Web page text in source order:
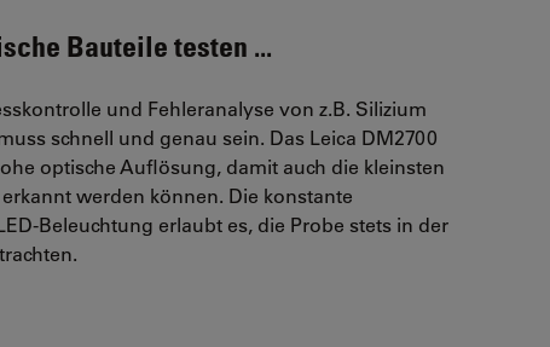
Bauteile testen ...
und Fehleranalyse von z.B. Silizium
schnell und genau sein. Das Leica DM2700
optische Auflösung, damit auch die kleinsten
werden können. Die konstante
Beleuchtung erlaubt es, die Probe stets in der